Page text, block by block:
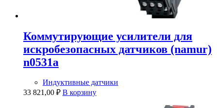
Коммутирующие усилители для
искробезопасных датчиков (namur)
n0531a
Индуктивные датчики
33 821,00 ₽ В корзину